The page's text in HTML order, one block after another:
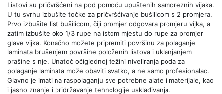
Listovi su pričvršćeni na pod pomoću upuštenih samoreznih vijaka.
U tu svrhu izbušite točke za pričvršćivanje bušilicom s 2 promjera.
Prvo izbušite list bušilicom, čiji promjer odgovara promjeru vijka, a
zatim izbušite oko 1/3 rupe na istom mjestu do rupe za promjer
glave vijka. Konačno možete pripremiti površinu za polaganje
laminata brušenjem površine položenih listova i uklanjanjem
prašine s nje. Unatoč očiglednoj težini niveliranja poda za
polaganje laminata može obaviti svatko, a ne samo profesionalac.
Glavno je imati na raspolaganju sve potrebne alate i materijale, kao
i jasno znanje i pridržavanje tehnologije usklađivanja.